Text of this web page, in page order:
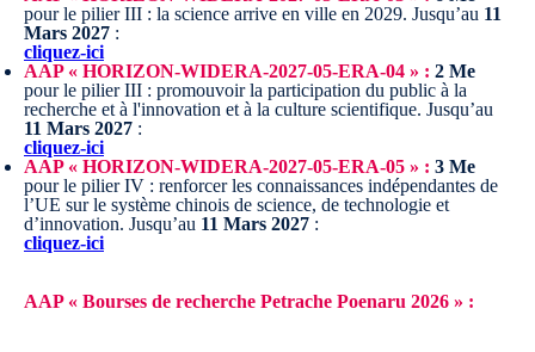
pour le pilier III : la science arrive en ville en 2029. Jusqu’au 11
Mars 2027 :
cliquez-ici
AAP « HORIZON-WIDERA-2027-05-ERA-04 » : 2 Me
pour le pilier III : promouvoir la participation du public à la
recherche et à l'innovation et à la culture scientifique. Jusqu’au
11 Mars 2027 :
cliquez-ici
AAP « HORIZON-WIDERA-2027-05-ERA-05 » : 3 Me
pour le pilier IV : renforcer les connaissances indépendantes de
l’UE sur le système chinois de science, de technologie et
d’innovation. Jusqu’au 11 Mars 2027 :
cliquez-ici
AAP « Bourses de recherche Petrache Poenaru 2026 » :